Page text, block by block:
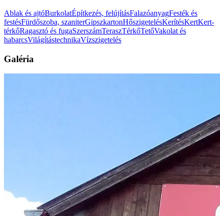
Ablak és ajtóBurkolatÉpítkezés, felújításFalazóanyagFesték és
festésFürdőszoba, szaniterGipszkartonHőszigetelésKerítésKertKert-
térkőRagasztó és fugaSzerszámTeraszTérkőTetőVakolat és
habarcsVilágítástechnikaVízszigetelés
Galéria